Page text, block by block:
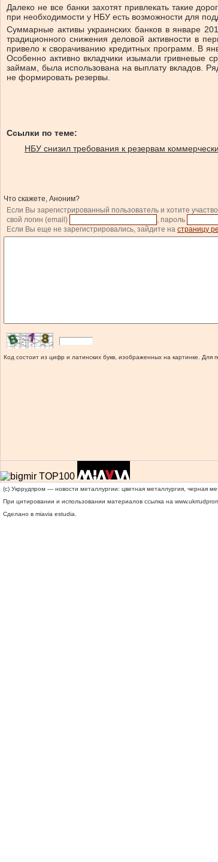
Далеко не все банки захотят привлекать такие
при необходимости у НБУ есть возможности для
Суммарные активы украинских банков в январе
традиционного снижения деловой активности в
привело к сворачиванию кредитных программ. В
Особенно активно вкладчики изымали гривневые
займам, была использована на выплату вкладов.
не формировать резервы.
Ссылки по теме:
НБУ снизил требования к резервам
Что скажете, Аноним?
Если Вы зарегистрированный пользователь и хотите
свой логин (email)
, пароль
Если Вы еще не зарегистрировались, зайдите на страницу
Код состоит из цифр и латинских букв, изображенных на картинке. Для
(c) Укррудпром — новости металлургии: цветная металлургия, черная
При цитировании и использовании материалов ссылка на
Сделано в miavia estudia.